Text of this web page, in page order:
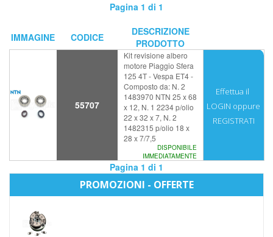
Pagina 1 di 1
IMMAGINE CODICE
DESCRIZIONE
PRODOTTO
55707
Kit revisione albero
motore Piaggio Sfera
125 4T - Vespa ET4 -
Composto da: N. 2
1483970 NTN 25 x 68
x 12, N. 1 2234 p/olio
22 x 32 x 7, N. 2
1482315 p/olio 18 x
28 x 7/7,5
DISPONIBILE
IMMEDIATAMENTE
Effettua il
LOGIN oppure
REGISTRATI
Pagina 1 di 1
PROMOZIONI - OFFERTE